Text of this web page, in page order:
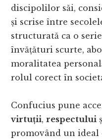
discipolilor săi,
și scrise între
structurată ca o
învățături scurte,
moralitatea
rolul corect în
Confucius pune
virtuții,respectului
promovând un